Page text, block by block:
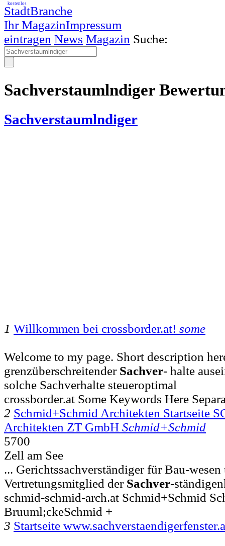
StadtBranche
Ihr MagazinImpressum
kostenlos
eintragen News Magazin Suche:
Sachverstaumlndiger
Sachverstaumlndiger
1 Willkommen bei crossborder.at! some
Welcome to my page. Short description
grenzüberschreitender Sachver- halte
solche Sachverhalte steueroptimal
crossborder.at Some Keywords Here
2 Schmid+Schmid Architekten Startseite
Architekten ZT GmbH Schmid+Schmid
5700
Zell am See
... Gerichtssachverständiger für Bau-
Vertretungsmitglied der Sachver-
schmid-schmid-arch.at Schmid+Schmid
Bruuml;ckeSchmid +
3 Startseite